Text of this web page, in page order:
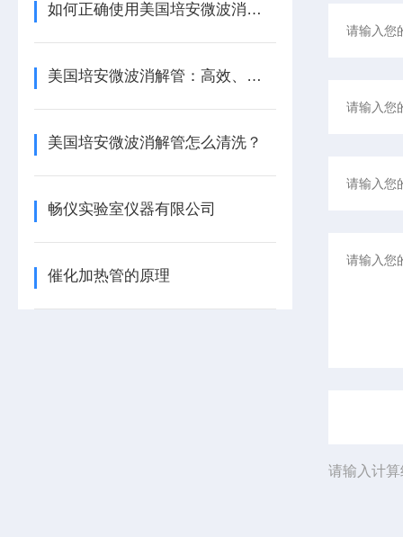
如何正确使用美国培安微波消解管进行样品消解？
美国培安微波消解管：高效、安全且环保的样品前处理解决方案
美国培安微波消解管怎么清洗？
畅仪实验室仪器有限公司
催化加热管的原理
请输入计